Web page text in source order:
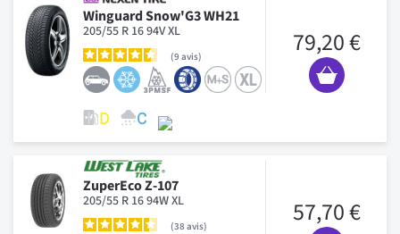
Winguard Snow'G3 WH21
205/55 R 16 94V XL
9 avis 79,20 €
ZuperEco Z-107
205/55 R 16 94W XL
38 avis 57,70 €